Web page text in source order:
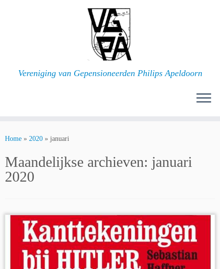
Vereniging van Gepensioneerden Philips Apeldoorn
Home » 2020 » januari
Maandelijkse archieven: januari
2020